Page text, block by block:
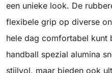
een unieke look. De
flexibele grip op diverse
hele dag comfortabel kunt
handball spezial alumina
stijlvol, maar bieden ook